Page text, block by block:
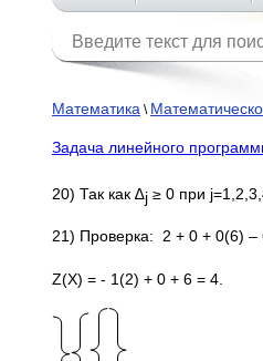
Математика \
Задача линейного
20) Так как ∆j ≥ 0 при
21) Проверка: 2 + 0 + 0(6) –
Z(X) = - 1(2) + 0 + 6 = 4.